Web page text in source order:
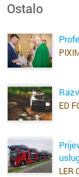
Ostalo
ED
LER